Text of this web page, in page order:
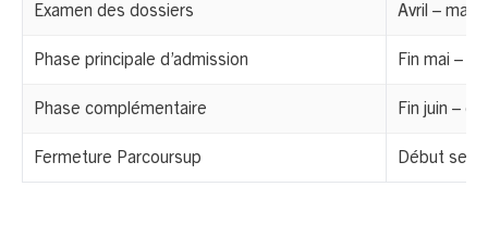
Examen des dossiers Avril – mai
Phase principale d’admission Fin mai –
Phase complémentaire Fin juin –
Fermeture Parcoursup Début